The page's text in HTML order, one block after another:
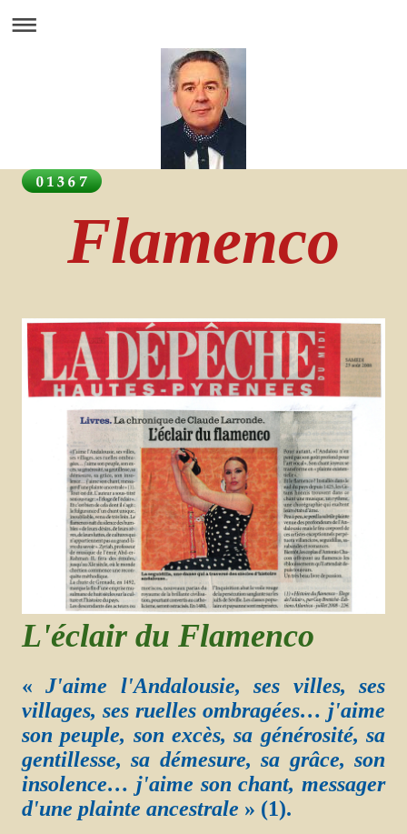
Flamenco
L'éclair du Flamenco
«J'aime l'Andalousie, ses villes, ses
villages, ses ruelles ombragées… j'aime
son peuple, son excès, sa générosité, sa
gentillesse, sa démesure, sa grâce, son
insolence… j'aime son chant, messager
d'une plainte ancestrale » (1).